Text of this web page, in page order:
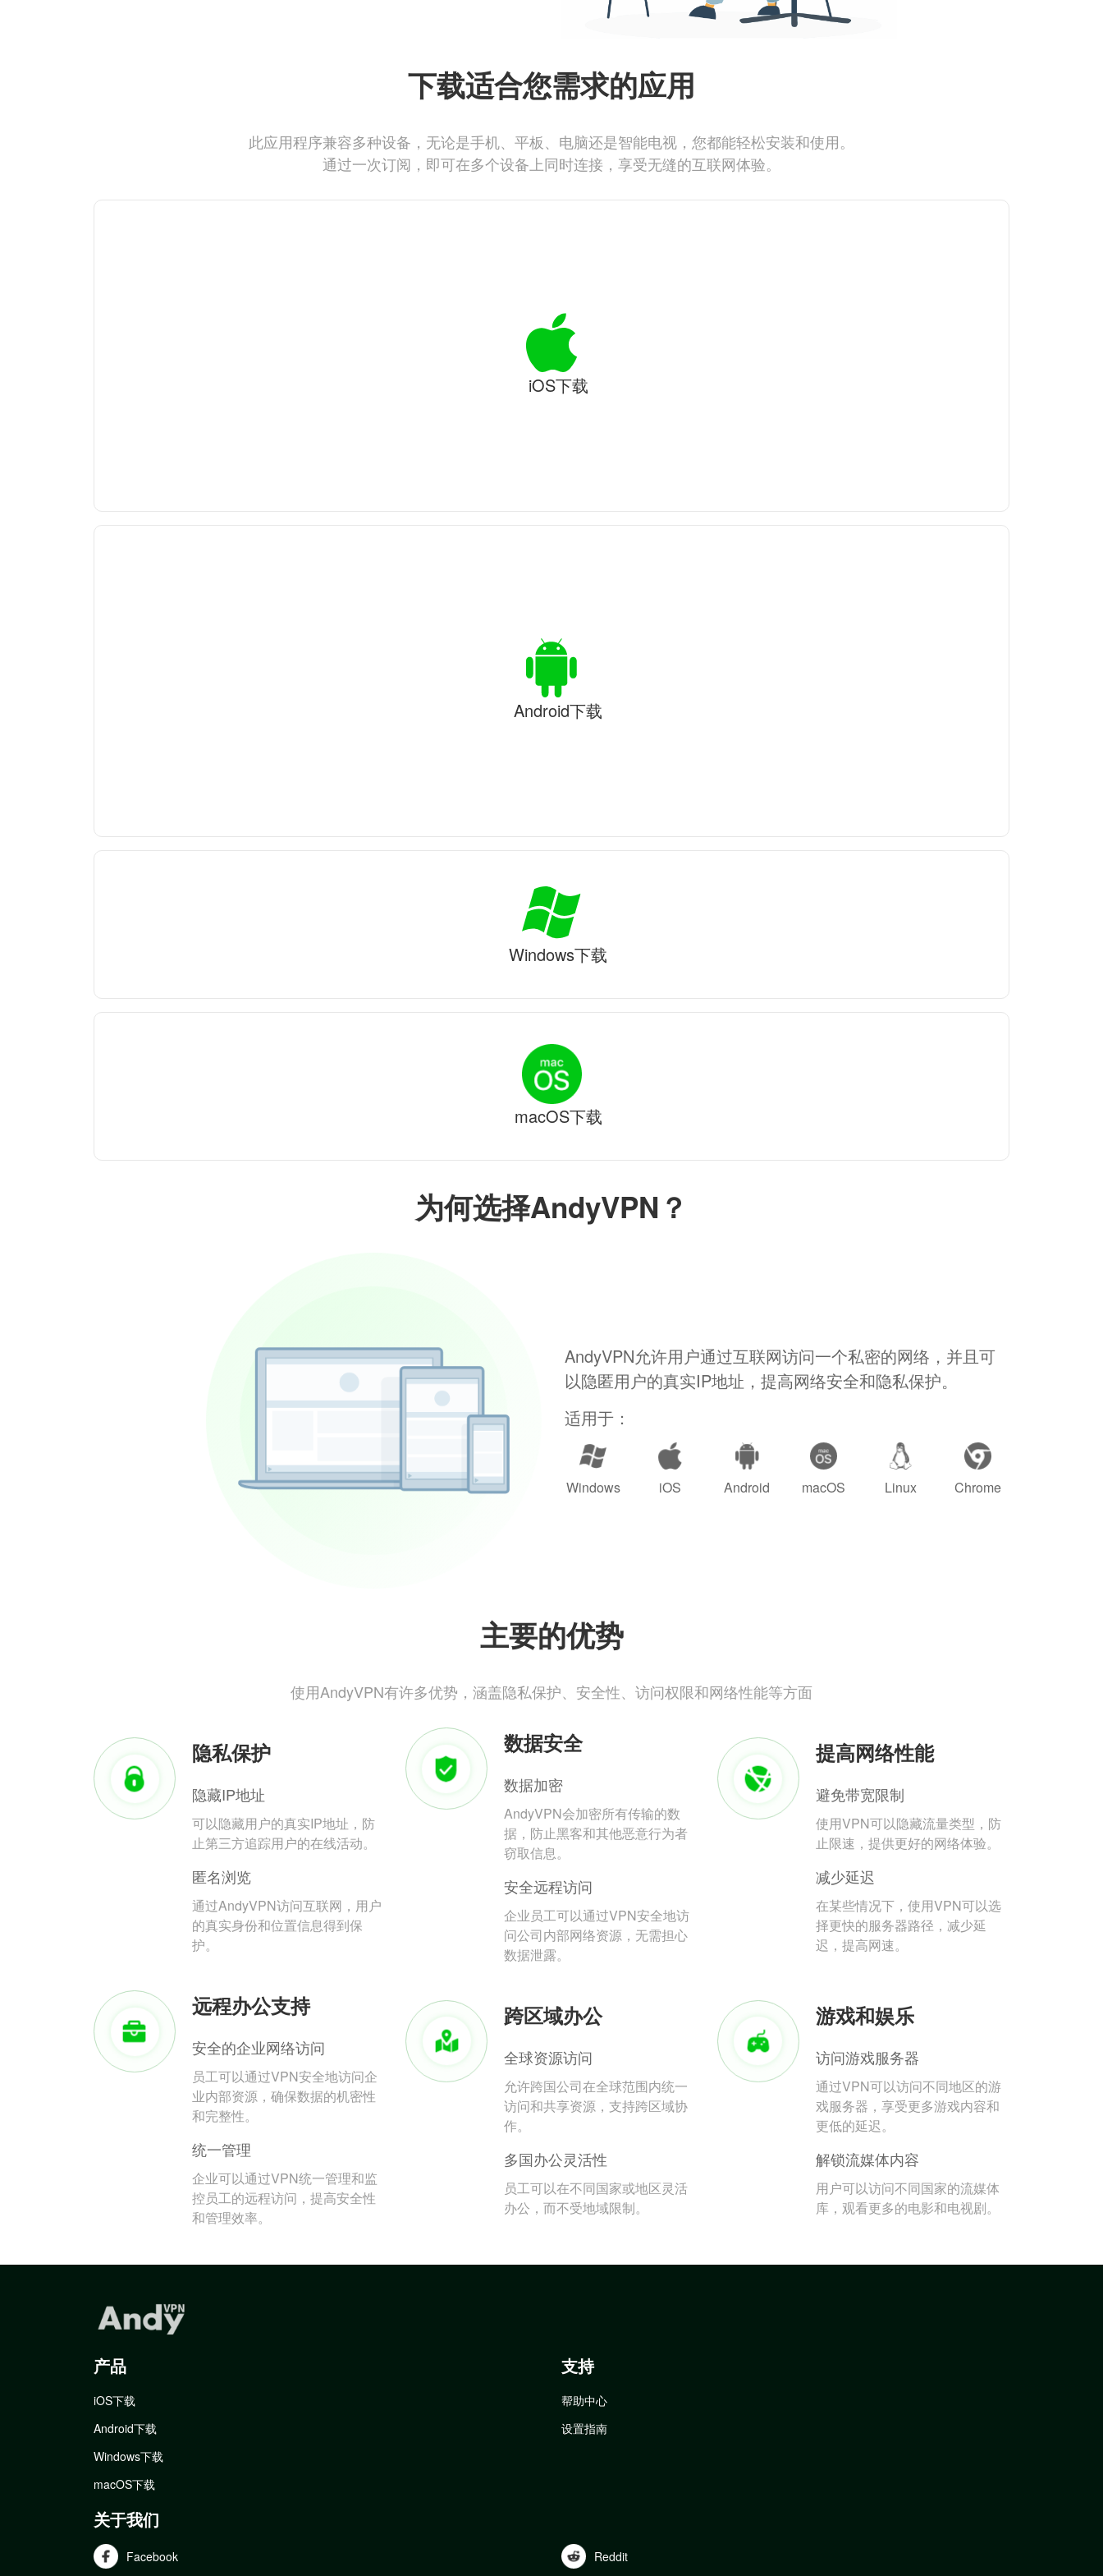
为何选择AndyVPN？
AndyVPN允许用户通过互联网访问一个私密的网络，并且可
以隐匿用户的真实IP地址，提高网络安全和隐私保护。
适用于：
Windows iOS Android macOS Linux Chrome
主要的优势
使用AndyVPN有许多优势，涵盖隐私保护、安全性、访问权限和网络性能等方面
隐私保护
隐藏IP地址
可以隐藏用户的真实IP地址，防
止第三方追踪用户的在线活动。
匿名浏览
通过AndyVPN访问互联网，用户
的真实身份和位置信息得到保
护。
数据安全
数据加密
AndyVPN会加密所有传输的数
据，防止黑客和其他恶意行为者
窃取信息。
安全远程访问
企业员工可以通过VPN安全地访
问公司内部网络资源，无需担心
数据泄露。
提高网络性能
避免带宽限制
使用VPN可以隐藏流量类型，防
止限速，提供更好的网络体验。
减少延迟
在某些情况下，使用VPN可以选
择更快的服务器路径，减少延
迟，提高网速。
远程办公支持
安全的企业网络访问
员工可以通过VPN安全地访问企
业内部资源，确保数据的机密性
和完整性。
统一管理
企业可以通过VPN统一管理和监
控员工的远程访问，提高安全性
和管理效率。
跨区域办公
全球资源访问
允许跨国公司在全球范围内统一
访问和共享资源，支持跨区域协
作。
多国办公灵活性
员工可以在不同国家或地区灵活
办公，而不受地域限制。
游戏和娱乐
访问游戏服务器
通过VPN可以访问不同地区的游
戏服务器，享受更多游戏内容和
更低的延迟。
解锁流媒体内容
用户可以访问不同国家的流媒体
库，观看更多的电影和电视剧。
下载适合您需求的应用
此应用程序兼容多种设备，无论是手机、平板、电脑还是智能电视，您都能轻松安装和使用。
通过一次订阅，即可在多个设备上同时连接，享受无缝的互联网体验。
iOS下载
Android下载
Windows下载
macOS下载
产品
iOS下载
Android下载
Windows下载
macOS下载
支持
帮助中心
设置指南
关于我们
Facebook Reddit